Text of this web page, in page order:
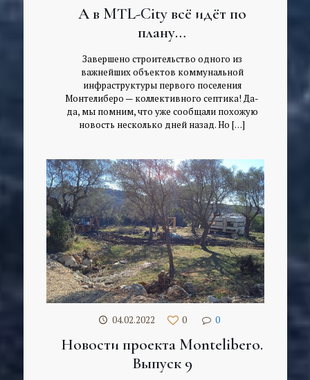
А в MTL-City всё идёт по
плану…
Завершено строительство одного из
важнейших объектов коммунальной
инфраструктуры первого поселения
Монтелиберо — коллективного септика! Да-
да, мы помним, что уже сообщали похожую
новость несколько дней назад. Но […]
04.02.2022 0 0
Новости проекта Montelibero.
Выпуск 9